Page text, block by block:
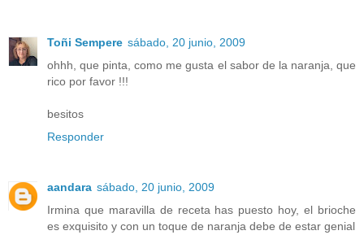
Toñi Sempere sábado, 20 junio, 2009
ohhh, que pinta, como me gusta el sabor de la naranja, que
rico por favor !!!
besitos
Responder
aandara sábado, 20 junio, 2009
Irmina que maravilla de receta has puesto hoy, el brioche
es exquisito y con un toque de naranja debe de estar genial